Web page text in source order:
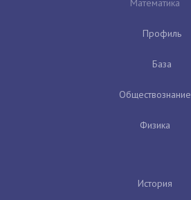
Математика
Профиль
База
Обществознание
Физика
История